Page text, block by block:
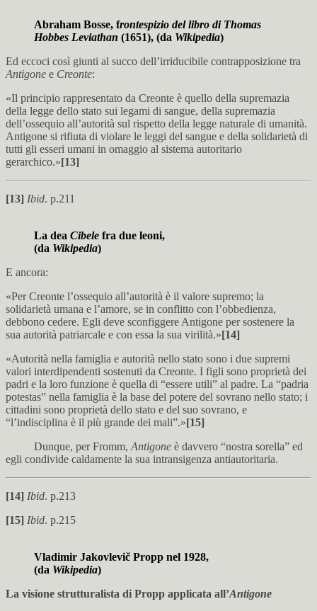
Abraham Bosse, frontespizio del libro di Thomas
Hobbes Leviathan (1651), (da Wikipedia)
Ed eccoci così giunti al succo dell’irriducibile contrapposizione tra
Antigone e Creonte:
«Il principio rappresentato da Creonte è quello della supremazia
della legge dello stato sui legami di sangue, della supremazia
dell’ossequio all’autorità sul rispetto della legge naturale di umanità.
Antigone si rifiuta di violare le leggi del sangue e della solidarietà di
tutti gli esseri umani in omaggio al sistema autoritario
gerarchico.»[13]
[13] Ibid. p.211
La dea Cibele fra due leoni,
(da Wikipedia)
E ancora:
«Per Creonte l’ossequio all’autorità è il valore supremo; la
solidarietà umana e l’amore, se in conflitto con l’obbedienza,
debbono cedere. Egli deve sconfiggere Antigone per sostenere la
sua autorità patriarcale e con essa la sua virilità.»[14]
«Autorità nella famiglia e autorità nello stato sono i due supremi
valori interdipendenti sostenuti da Creonte. I figli sono proprietà dei
padri e la loro funzione è quella di “essere utili” al padre. La “padria
potestas” nella famiglia è la base del potere del sovrano nello stato; i
cittadini sono proprietà dello stato e del suo sovrano, e
“l’indisciplina è il più grande dei mali”.»[15]
Dunque, per Fromm, Antigone è davvero “nostra sorella” ed
egli condivide caldamente la sua intransigenza antiautoritaria.
[14] Ibid. p.213
[15] Ibid. p.215
Vladimir Jakovlevič Propp nel 1928,
(da Wikipedia)
La visione strutturalista di Propp applicata all’Antigone